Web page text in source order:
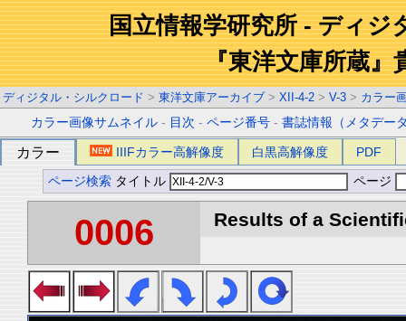
国立情報学研究所 - ディジ
『東洋文庫所蔵』
ディジタル・シルクロード > 東洋文庫アーカイブ > XII-4-2 > V-3 > カラー
カラー画像サムネイル - 目次 -ページ番号 -書誌情報（メタデー
カラー IIIFカラー高解像度 白黒高解像度 PDF
ページ検索 タイトル ページ
0006 Results of a